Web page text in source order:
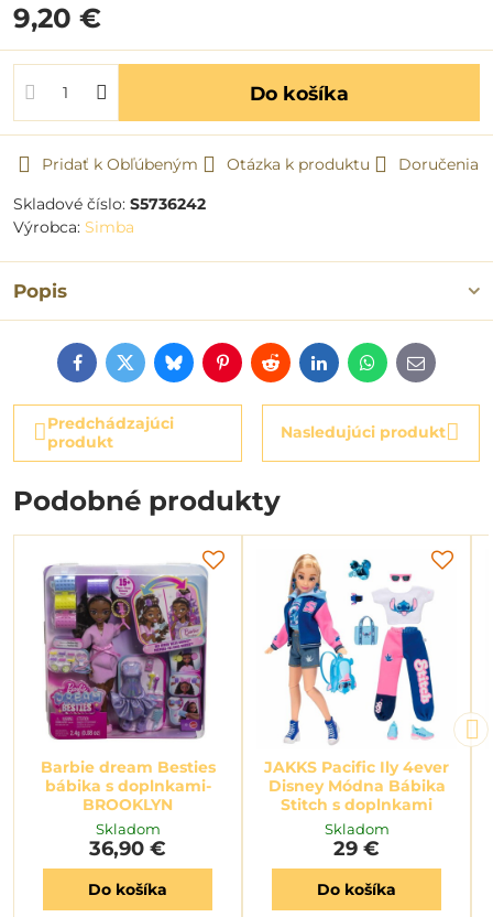
9,20 €
Do košíka
Pridať k Obľúbeným Otázka k produktu
Doručenia
Skladové číslo: S5736242
Výrobca: Simba
Popis
FacebookTwitterBlueskyPinterestRedditLinkedInWhatsApp
E-
mail
Predchádzajúci
produkt
Nasledujúci produkt
Podobné produkty
Barbie dream Besties
bábika s doplnkami-
BROOKLYN
Skladom
36,90 €
Do košíka
JAKKS Pacific Ily 4ever
Disney Módna Bábika
Stitch s doplnkami
Skladom
29 €
Do košíka